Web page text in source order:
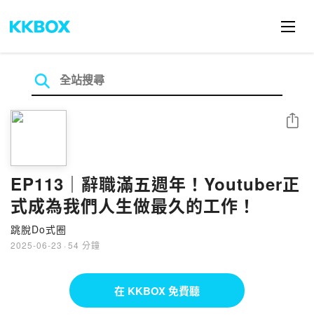
EP113｜辭職滿五週年！Youtuber正
式成為我們人生做最久的工作！
跳脫Do式圈
2025-06-23 · 54 分鐘
分享
在 KKBOX 免費聽